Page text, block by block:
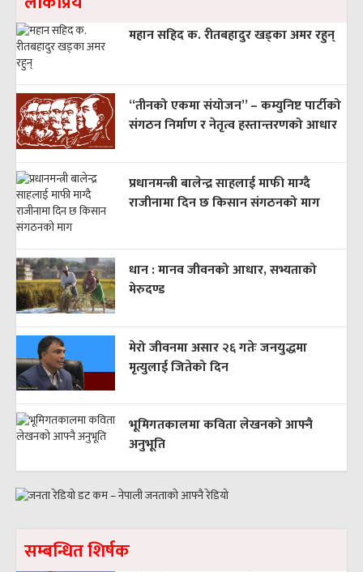
महान सहिद क. रीतबहादुर खड्‌का अमर रहुन्
“तीनको एकमा संयोजन” – कम्युनिष्ट पार्टीको
संगठन निर्माण र नेतृत्व हस्तान्तरणको आधार
प्रधानमन्त्री बालेन्द्र साहलाई माफी माग्दै
राजीनामा दिन छ किसान संगठनको माग
धान : मानव जीवनको आधार, सभ्यताको
मेरुदण्ड
मेरो जीवनमा असार २६ गतेः जनयुद्धमा
मृत्युलाई जितेको दिन
भूमिगतकालमा कविता लेखनको आफ्नै
अनुभूति
सम्बन्धित शिर्षक